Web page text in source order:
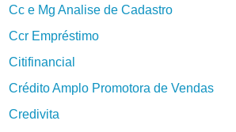
Cc e Mg Analise de Cadastro
Ccr Empréstimo
Citifinancial
Crédito Amplo Promotora de Vendas
Credivita